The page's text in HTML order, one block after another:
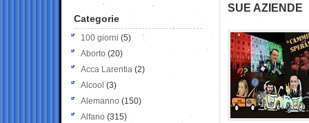
SUE AZIENDE
Categorie
100 giorni (5)
Aborto (20)
Acca Larentia (2)
Alcool (3)
Alemanno (150)
Alfano (315)